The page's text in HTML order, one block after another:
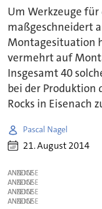
Um Werkzeuge
maßgeschneidert
Montagesituation
vermehrt auf
Insgesamt 40
bei der Produktion
Rocks in Eisenach
Pascal Nagel
21. August 2014
ANZEIGE
ANZEIGE
ANZEIGE
ANZEIGE